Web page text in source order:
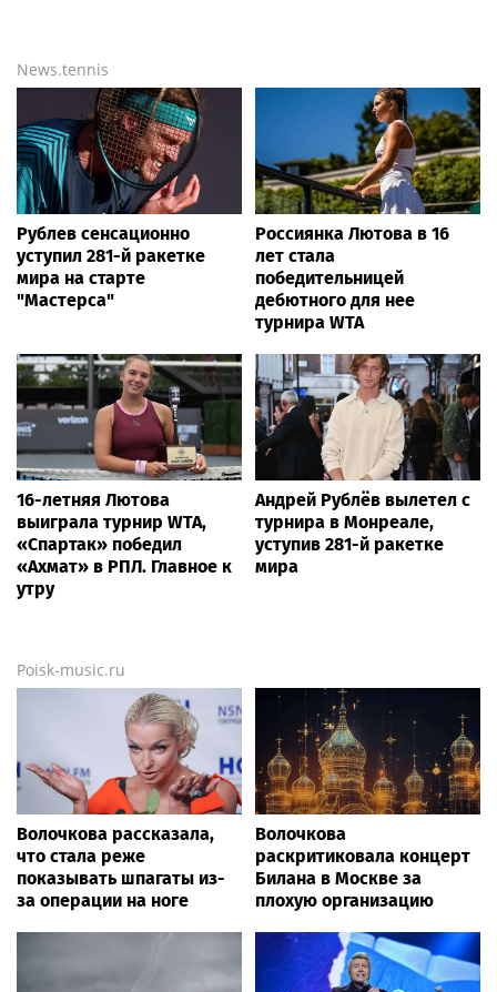
News.tennis
Рублев сенсационно
уступил 281-й ракетке
мира на старте
"Мастерса"
Россиянка Лютова в 16
лет стала
победительницей
дебютного для нее
турнира WTA
16-летняя Лютова
выиграла турнир WTA,
«Спартак» победил
«Ахмат» в РПЛ. Главное к
утру
Андрей Рублёв вылетел с
турнира в Монреале,
уступив 281-й ракетке
мира
Poisk-music.ru
Волочкова рассказала,
что стала реже
показывать шпагаты из-
за операции на ноге
Волочкова
раскритиковала концерт
Билана в Москве за
плохую организацию